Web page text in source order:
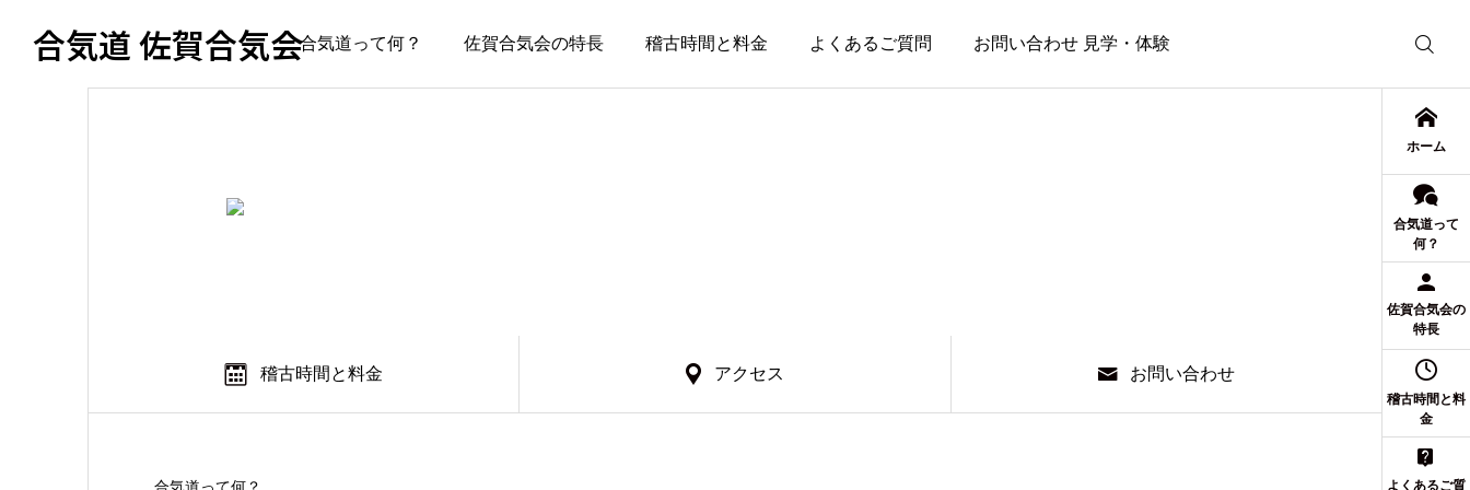
合気道 佐賀合気会合気道って何？ 佐賀合気会の特長 稽古時間と料金 よくあるご質問 お問い合わせ 見学・体験
ホーム
合気道って
何？
佐賀合気会の
特長
稽古時間と料
金
よくあるご質
稽古時間と料金 アクセス お問い合わせ